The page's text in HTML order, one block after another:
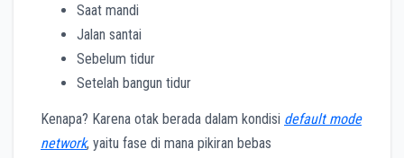
Saat mandi
Jalan santai
Sebelum tidur
Setelah bangun tidur
Kenapa? Karena otak berada dalam kondisi default mode
network, yaitu fase di mana pikiran bebas